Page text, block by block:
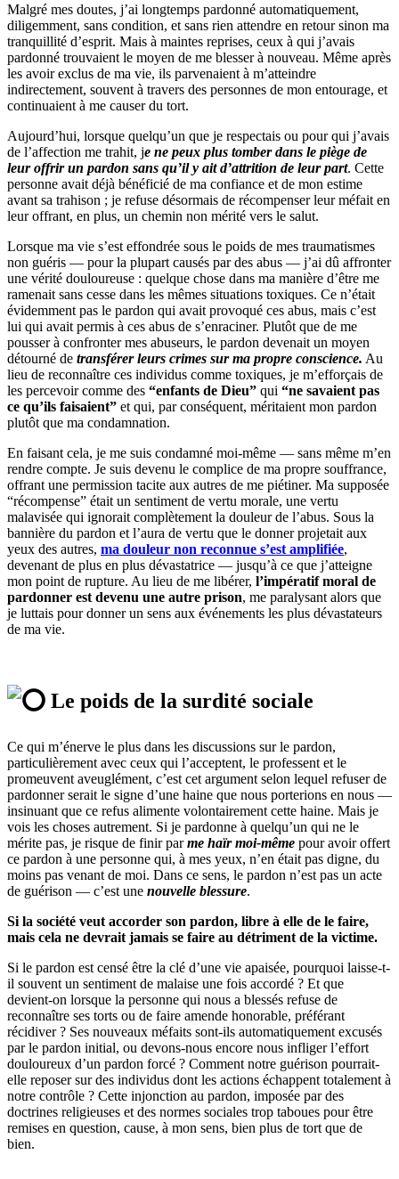
Malgré mes doutes, j’ai longtemps pardonné automatiquement,
diligemment, sans condition, et sans rien attendre en retour sinon ma
tranquillité d’esprit. Mais à maintes reprises, ceux à qui j’avais
pardonné trouvaient le moyen de me blesser à nouveau. Même après
les avoir exclus de ma vie, ils parvenaient à m’atteindre
indirectement, souvent à travers des personnes de mon entourage, et
continuaient à me causer du tort.
Aujourd’hui, lorsque quelqu’un que je respectais ou pour qui j’avais
de l’affection me trahit, je ne peux plus tomber dans le piège de
leur offrir un pardon sans qu’il y ait d’attrition de leur part. Cette
personne avait déjà bénéficié de ma confiance et de mon estime
avant sa trahison ; je refuse désormais de récompenser leur méfait en
leur offrant, en plus, un chemin non mérité vers le salut.
Lorsque ma vie s’est effondrée sous le poids de mes traumatismes
non guéris — pour la plupart causés par des abus — j’ai dû affronter
une vérité douloureuse : quelque chose dans ma manière d’être me
ramenait sans cesse dans les mêmes situations toxiques. Ce n’était
évidemment pas le pardon qui avait provoqué ces abus, mais c’est
lui qui avait permis à ces abus de s’enraciner. Plutôt que de me
pousser à confronter mes abuseurs, le pardon devenait un moyen
détourné de transférer leurs crimes sur ma propre conscience. Au
lieu de reconnaître ces individus comme toxiques, je m’efforçais de
les percevoir comme des “enfants de Dieu” qui “ne savaient pas
ce qu’ils faisaient” et qui, par conséquent, méritaient mon pardon
plutôt que ma condamnation.
En faisant cela, je me suis condamné moi-même — sans même m’en
rendre compte. Je suis devenu le complice de ma propre souffrance,
offrant une permission tacite aux autres de me piétiner. Ma supposée
“récompense” était un sentiment de vertu morale, une vertu
malavisée qui ignorait complètement la douleur de l’abus. Sous la
bannière du pardon et l’aura de vertu que le donner projetait aux
yeux des autres, ma douleur non reconnue s’est amplifiée,
devenant de plus en plus dévastatrice — jusqu’à ce que j’atteigne
mon point de rupture. Au lieu de me libérer, l’impératif moral de
pardonner est devenu une autre prison, me paralysant alors que
je luttais pour donner un sens aux événements les plus dévastateurs
de ma vie.
Le poids de la surdité sociale
Ce qui m’énerve le plus dans les discussions sur le pardon,
particulièrement avec ceux qui l’acceptent, le professent et le
promeuvent aveuglément, c’est cet argument selon lequel refuser de
pardonner serait le signe d’une haine que nous porterions en nous —
insinuant que ce refus alimente volontairement cette haine. Mais je
vois les choses autrement. Si je pardonne à quelqu’un qui ne le
mérite pas, je risque de finir parme haïr moi-même pour avoir offert
ce pardon à une personne qui, à mes yeux, n’en était pas digne, du
moins pas venant de moi. Dans ce sens, le pardon n’est pas un acte
de guérison — c’est une nouvelle blessure.
Si la société veut accorder son pardon, libre à elle de le faire,
mais cela ne devrait jamais se faire au détriment de la victime.
Si le pardon est censé être la clé d’une vie apaisée, pourquoi laisse-t-
il souvent un sentiment de malaise une fois accordé ? Et que
devient-on lorsque la personne qui nous a blessés refuse de
reconnaître ses torts ou de faire amende honorable, préférant
récidiver ? Ses nouveaux méfaits sont-ils automatiquement excusés
par le pardon initial, ou devons-nous encore nous infliger l’effort
douloureux d’un pardon forcé ? Comment notre guérison pourrait-
elle reposer sur des individus dont les actions échappent totalement à
notre contrôle ? Cette injonction au pardon, imposée par des
doctrines religieuses et des normes sociales trop taboues pour être
remises en question, cause, à mon sens, bien plus de tort que de
bien.